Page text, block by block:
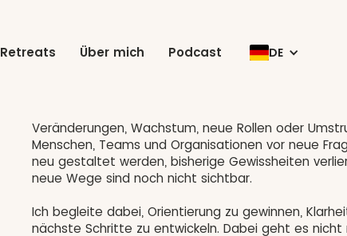
Retreats Über mich Podcast DE
Veränderungen, Wachstum, neue Rollen oder
Menschen, Teams und Organisationen vor neue
neu gestaltet werden, bisherige Gewissheiten
neue Wege sind noch nicht sichtbar.
Ich begleite dabei, Orientierung zu gewinnen,
nächste Schritte zu entwickeln. Dabei geht es nicht